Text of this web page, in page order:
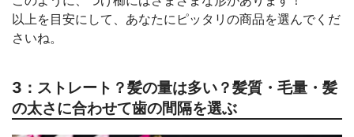
以上を目安にして、あなたにピッタリの商品を選んでくだ
さいね。
3：ストレート？髪の量は多い？髪質・毛量・髪
の太さに合わせて歯の間隔を選ぶ